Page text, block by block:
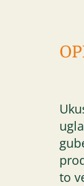
to